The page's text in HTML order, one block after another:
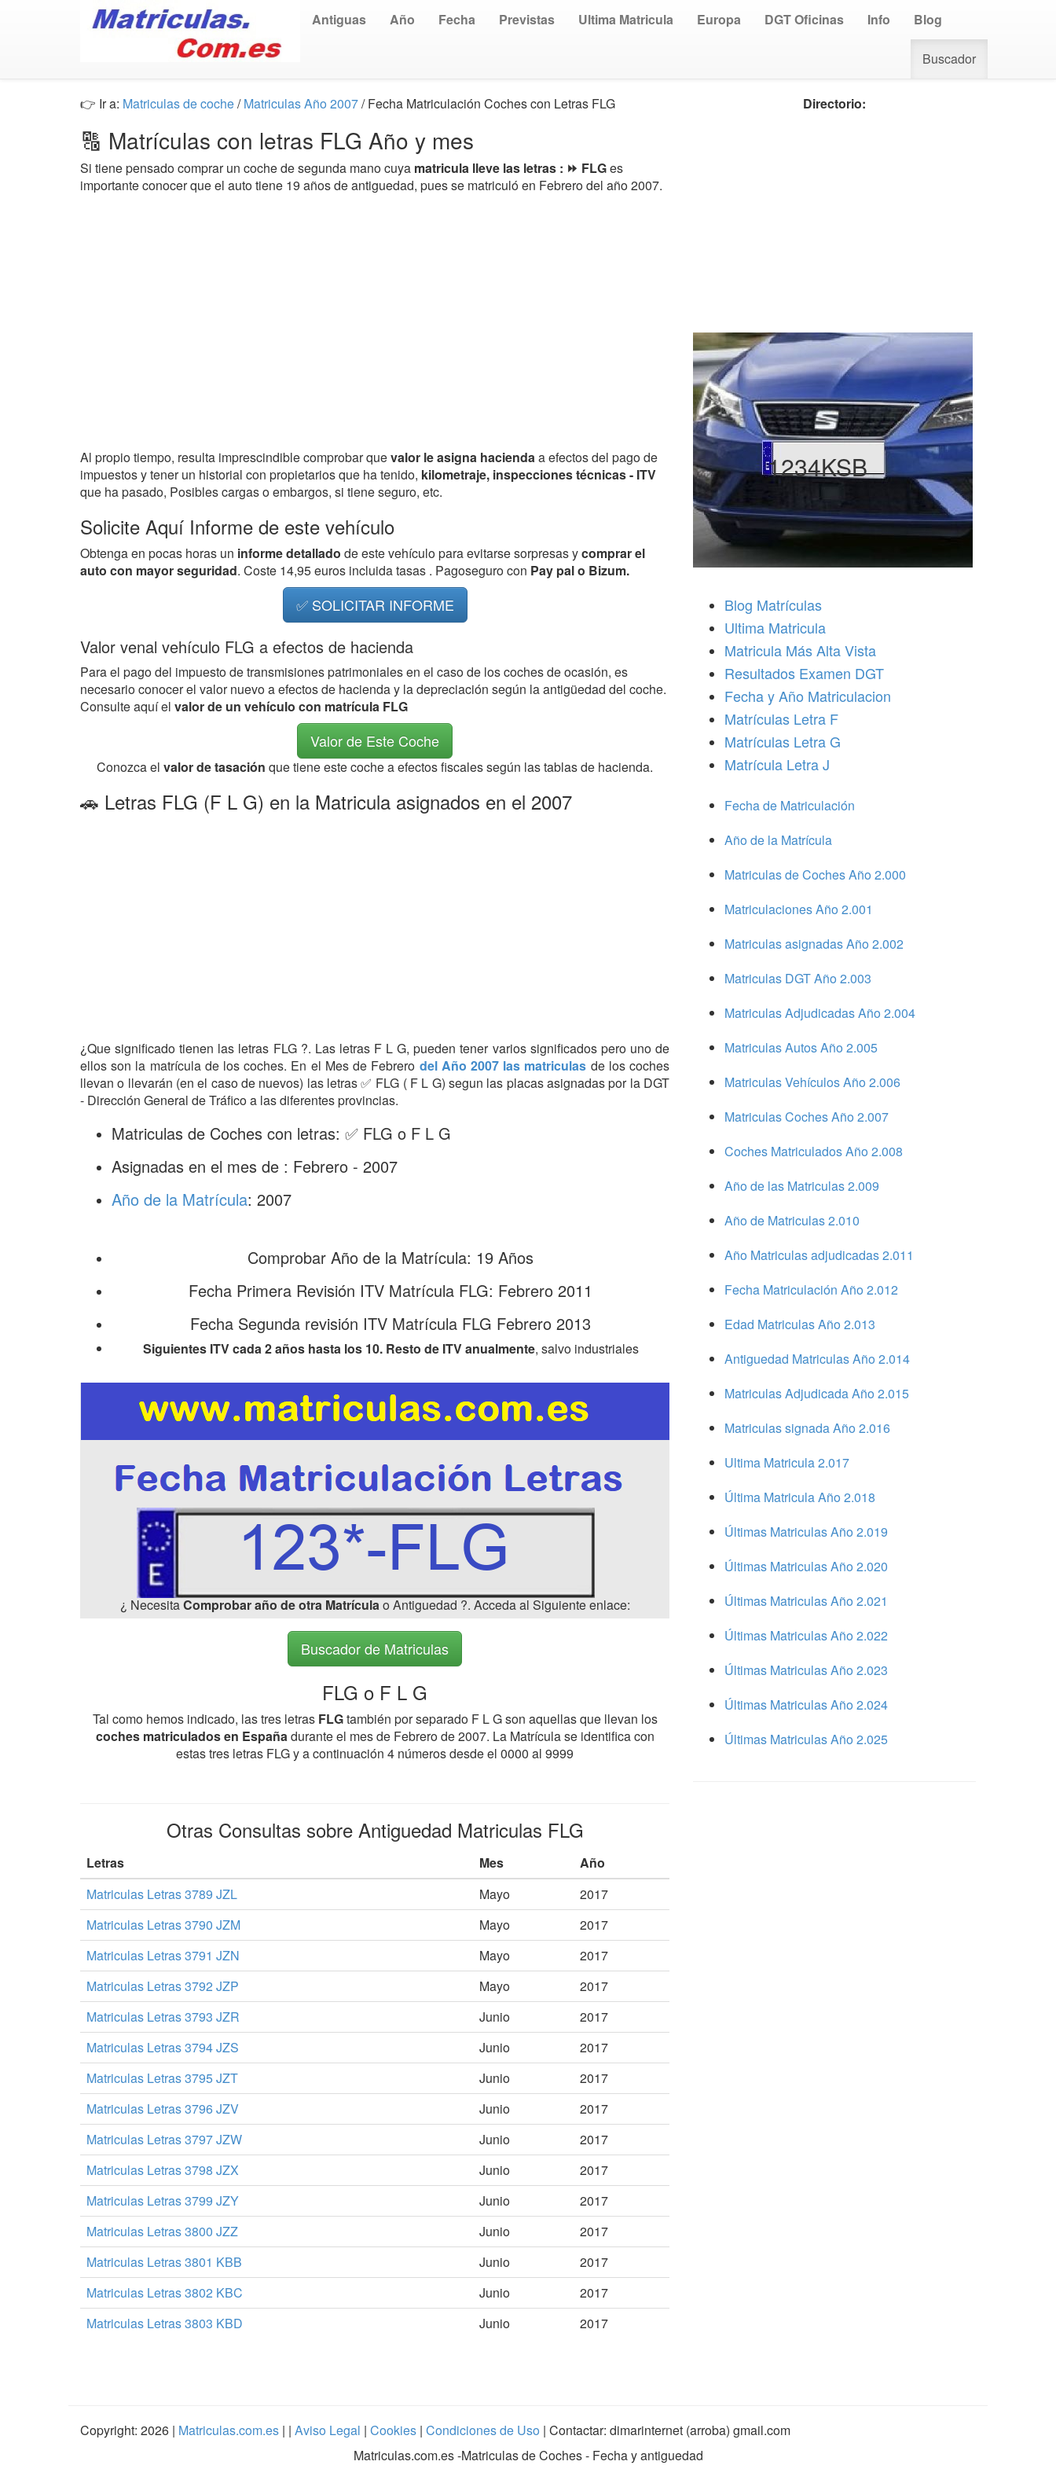
Antiguas Año Fecha Previstas Ultima Matricula Europa DGT Oficinas Info Blog
Buscador
👉 Ir a: Matriculas de coche/Matriculas Año 2007/ Fecha Matriculación Coches con Letras FLG
🔠 Matrículas con letras FLG Año y mes
Si tiene pensado comprar un coche de segunda mano cuya matricula lleve las letras : ⏩ FLGes
importante conocer que el auto tiene 19 años de antiguedad, pues se matriculó en Febrero del año 2007.
Al propio tiempo, resulta imprescindible comprobar quevalor le asigna haciendaa efectos del pago de
impuestos y tener un historial con propietarios que ha tenido, kilometraje, inspecciones técnicas - ITV
que ha pasado, Posibles cargas o embargos, si tiene seguro, etc.
Solicite Aquí Informe de este vehículo
Obtenga en pocas horas un informe detallado de este vehículo para evitarse sorpresas ycomprar el
auto con mayor seguridad. Coste 14,95 euros incluida tasas . Pagoseguro con Pay pal o Bizum.
✅ SOLICITAR INFORME
Valor venal vehículo FLG a efectos de hacienda
Para el pago del impuesto de transmisiones patrimoniales en el caso de los coches de ocasión, es
necesario conocer el valor nuevo a efectos de hacienda y la depreciación según la antigüedad del coche.
Consulte aquí el valor de un vehículo con matrícula FLG
Valor de Este Coche
Conozca el valor de tasación que tiene este coche a efectos fiscales según las tablas de hacienda.
🚗 Letras FLG (F L G) en la Matricula asignados en el 2007
¿Que significado tienen las letras FLG ?. Las letras F L G, pueden tener varios significados pero uno de
ellos son la matrícula de los coches. En el Mes de Febrero del Año 2007 las matriculas de los coches
llevan o llevarán (en el caso de nuevos) las letras ✅ FLG ( F L G) segun las placas asignadas por la DGT
- Dirección General de Tráfico a las diferentes provincias.
Matriculas de Coches con letras: ✅ FLG o F L G
Asignadas en el mes de : Febrero - 2007
Año de la Matrícula: 2007
Comprobar Año de la Matrícula: 19 Años
Fecha Primera Revisión ITV Matrícula FLG: Febrero 2011
Fecha Segunda revisión ITV Matrícula FLG Febrero 2013
Siguientes ITV cada 2 años hasta los 10. Resto de ITV anualmente, salvo industriales
¿ NecesitaComprobar año de otra Matrículao Antiguedad ?. Acceda al Siguiente enlace:
Buscador de Matriculas
FLG o F L G
Tal como hemos indicado, las tres letras FLGtambién por separado F L G son aquellas que llevan los
coches matriculados en Españadurante el mes de Febrero de 2007. La Matrícula se identifica con
estas tres letras FLG y a continuación 4 números desde el 0000 al 9999
Otras Consultas sobre Antiguedad Matriculas FLG
Letras Mes
Año
Matriculas Letras 3789 JZL
Mayo
2017
Matriculas Letras 3790 JZM
Mayo
2017
Matriculas Letras 3791 JZN
Mayo
2017
Matriculas Letras 3792 JZP
Mayo
2017
Matriculas Letras 3793 JZR
Junio
2017
Matriculas Letras 3794 JZS
Junio
2017
Matriculas Letras 3795 JZT
Junio
2017
Matriculas Letras 3796 JZV
Junio
2017
Matriculas Letras 3797 JZW
Junio
2017
Matriculas Letras 3798 JZX
Junio
2017
Matriculas Letras 3799 JZY
Junio
2017
Matriculas Letras 3800 JZZ
Junio
2017
Matriculas Letras 3801 KBB
Junio
2017
Matriculas Letras 3802 KBC
Junio
2017
Matriculas Letras 3803 KBD
Junio 2017
Directorio:
1234KSB
Blog Matrículas
Ultima Matricula
Matricula Más Alta Vista
Resultados Examen DGT
Fecha y Año Matriculacion
Matrículas Letra F
Matrículas Letra G
Matrícula Letra J
Fecha de Matriculación
Año de la Matrícula
Matriculas de Coches Año 2.000
Matriculaciones Año 2.001
Matriculas asignadas Año 2.002
Matriculas DGT Año 2.003
Matriculas Adjudicadas Año 2.004
Matriculas Autos Año 2.005
Matriculas Vehículos Año 2.006
Matriculas Coches Año 2.007
Coches Matriculados Año 2.008
Año de las Matriculas 2.009
Año de Matriculas 2.010
Año Matriculas adjudicadas 2.011
Fecha Matriculación Año 2.012
Edad Matriculas Año 2.013
Antiguedad Matriculas Año 2.014
Matriculas Adjudicada Año 2.015
Matriculas signada Año 2.016
Ultima Matricula 2.017
Última Matricula Año 2.018
Últimas Matriculas Año 2.019
Últimas Matriculas Año 2.020
Últimas Matriculas Año 2.021
Últimas Matriculas Año 2.022
Últimas Matriculas Año 2.023
Últimas Matriculas Año 2.024
Últimas Matriculas Año 2.025
Copyright: 2026 | Matriculas.com.es | | Aviso Legal | Cookies | Condiciones de Uso | Contactar: dimarinternet (arroba) gmail.com
Matriculas.com.es-Matriculas de Coches - Fecha y antiguedad